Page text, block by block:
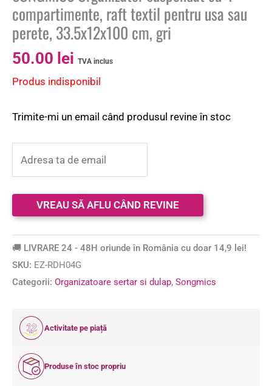
compartimente, raft textil pentru usa sau
perete, 33.5x12x100 cm, gri
50.00 lei TVA inclus
Produs indisponibil
Trimite-mi un email când produsul revine în stoc
🚚 LIVRARE 24 - 48H oriunde în România cu doar 14,9 lei!
SKU: EZ-RDH04G
Categorii: Organizatoare sertar si dulap, Songmics
12
ANI
Activitate pe piață
Produse în stoc propriu